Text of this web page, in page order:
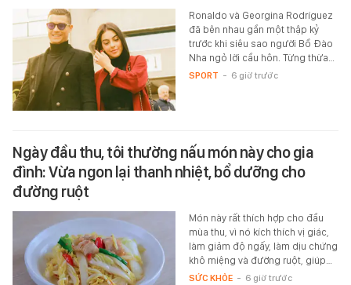
Ronaldo và Georgina Rodríguez
đã bên nhau gần một thập kỷ
trước khi siêu sao người Bồ Đào
Nha ngỏ lời cầu hôn. Từng thừa…
SPORT - 6 giờ trước
Ngày đầu thu, tôi thường nấu món này cho gia
đình: Vừa ngon lại thanh nhiệt, bổ dưỡng cho
đường ruột
Món này rất thích hợp cho đầu
mùa thu, vì nó kích thích vị giác,
làm giảm độ ngấy, làm dịu chứng
khô miệng và đường ruột, giúp…
SỨC KHỎE - 6 giờ trước